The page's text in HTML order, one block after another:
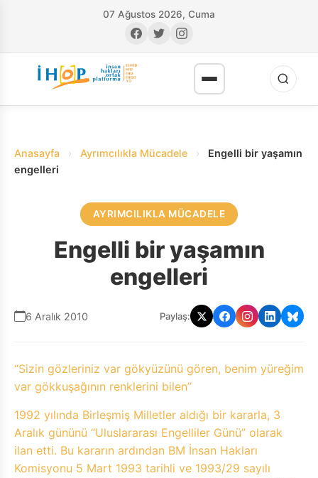
07 Ağustos 2026, Cuma
Anasayfa › Ayrımcılıkla Mücadele ›
Engelli bir yaşamın
engelleri
AYRIMCILIKLA MÜCADELE
Engelli bir yaşamın
engelleri
6 Aralık 2010 Paylaş:
“Sizin gözleriniz var gökyüzünü gören, benim yüreğim
var gökkuşağının renklerini bilen”
1992 yılında Birleşmiş Milletler aldığı bir kararla, 3
Aralık gününü “Uluslararası Engelliler Günü” olarak
ilan etti. Bu kararın ardından BM İnsan Hakları
Komisyonu 5 Mart 1993 tarihli ve 1993/29 sayılı